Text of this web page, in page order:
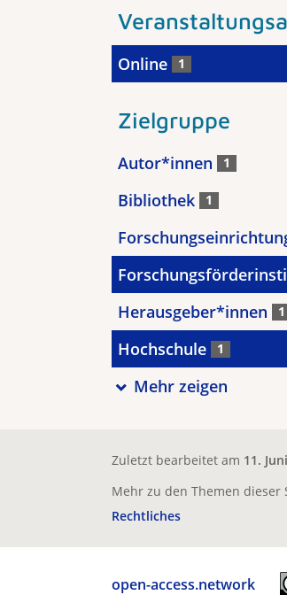
Online 1
Zielgruppe
Autor*innen 1
Bibliothek 1
Herausgeber*innen 1
Hochschule 1
Mehr zeigen
Zuletzt bearbeitet am 11.
Mehr zu den Themen dieser
Rechtliches
open-access.network